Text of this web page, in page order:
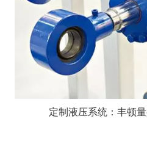
定制液压系统：丰顿